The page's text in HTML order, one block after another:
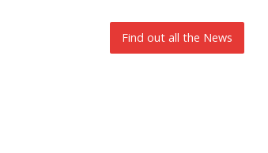
Find out all the News